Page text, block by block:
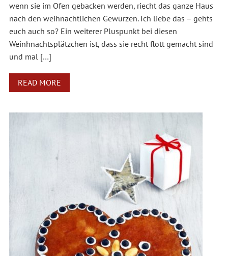
wenn sie im Ofen gebacken werden, riecht das ganze Haus
nach den weihnachtlichen Gewürzen. Ich liebe das – gehts
euch auch so? Ein weiterer Pluspunkt bei diesen
Weinhnachtsplätzchen ist, dass sie recht flott gemacht sind
und mal […]
READ MORE